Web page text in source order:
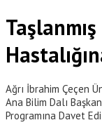
Ağrı İbrahim Çeçen
Ana Bilim Dalı
Programına Davet